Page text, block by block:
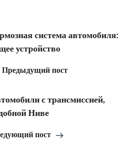
система автомобиля:
устройство
Предыдущий пост
с трансмиссией,
Ниве
пост